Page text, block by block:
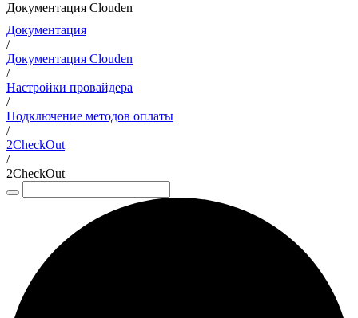
Документация Clouden
Документация
/
Документация Clouden
/
Настройки провайдера
/
Подключение методов оплаты
/
2CheckOut
/
2CheckOut